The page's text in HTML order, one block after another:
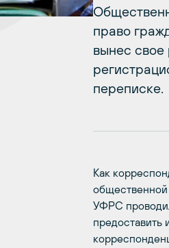
право
вынес свое
переписке.
Как
общественной
УФРС